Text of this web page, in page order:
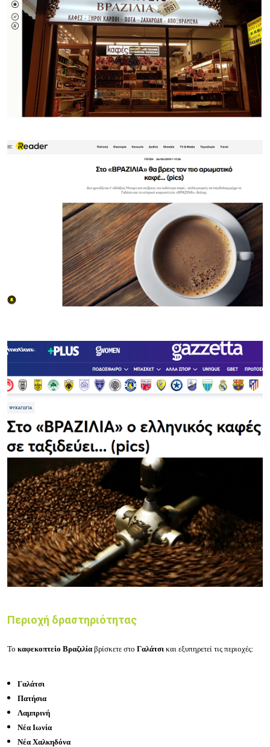
Περιοχή δραστηριότητας
Το καφεκοπτείο Βραζιλία βρίσκετε στο Γαλάτσι και εξυπηρετεί τις περιοχές:
Γαλάτσι
Πατήσια
Λαμπρινή
Νέα Ιωνία
Νέα Χαλκηδόνα